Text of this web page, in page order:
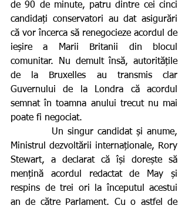
de 90 de minute, patru dintre cei cinci
candidați conservatori au dat asigurări
că vor încerca să renegocieze acordul de
ieșire a Marii Britanii din blocul
comunitar. Nu demult însă, autoritățile
de la Bruxelles au transmis clar
Guvernului de la Londra că acordul
semnat în toamna anului trecut nu mai
poate fi negociat.
Ministrul dezvoltării internaționale, Rory
Stewart, a declarat că își dorește să
mențină acordul redactat de May și
respins de trei ori la începutul acestui
an de către Parlament. Cu o astfel de